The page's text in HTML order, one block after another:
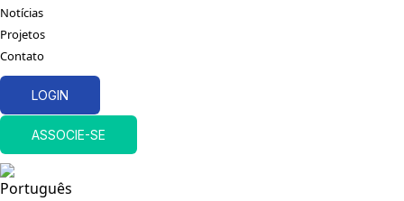
Notícias
Projetos
Contato
LOGIN
ASSOCIE-SE